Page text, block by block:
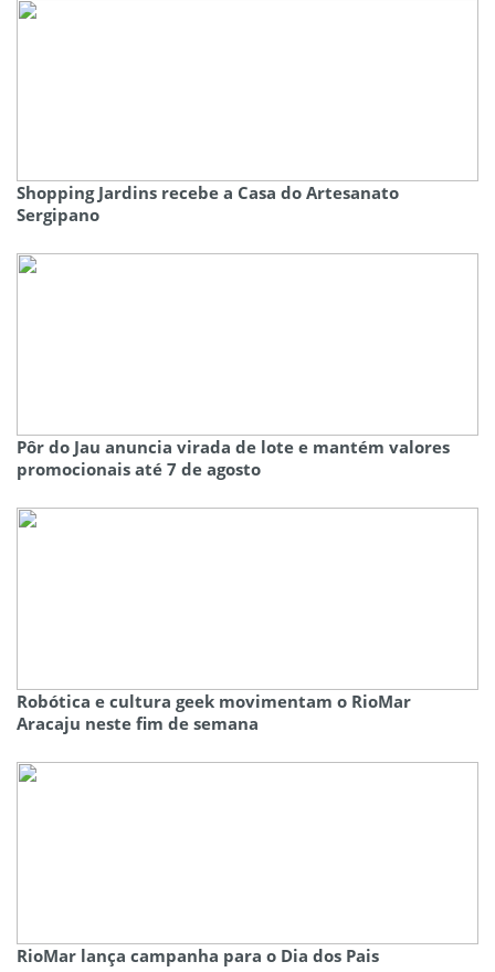
Shopping Jardins recebe a Casa do Artesanato
Sergipano
Pôr do Jau anuncia virada de lote e mantém valores
promocionais até 7 de agosto
Robótica e cultura geek movimentam o RioMar
Aracaju neste fim de semana
RioMar lança campanha para o Dia dos Pais